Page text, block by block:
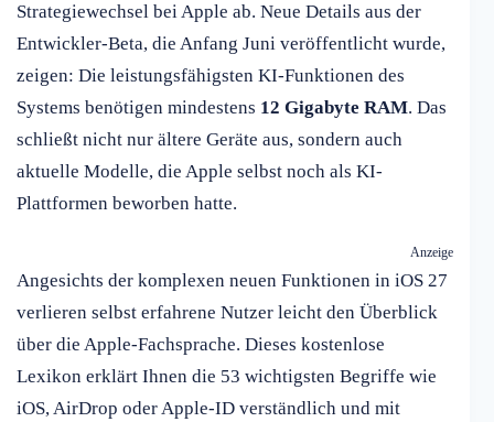
Strategiewechsel bei Apple ab. Neue Details aus der
Entwickler-Beta, die Anfang Juni veröffentlicht wurde,
zeigen: Die leistungsfähigsten KI-Funktionen des
Systems benötigen mindestens 12 Gigabyte RAM. Das
schließt nicht nur ältere Geräte aus, sondern auch
aktuelle Modelle, die Apple selbst noch als KI-
Plattformen beworben hatte.
Anzeige
Angesichts der komplexen neuen Funktionen in iOS 27
verlieren selbst erfahrene Nutzer leicht den Überblick
über die Apple-Fachsprache. Dieses kostenlose
Lexikon erklärt Ihnen die 53 wichtigsten Begriffe wie
iOS, AirDrop oder Apple-ID verständlich und mit